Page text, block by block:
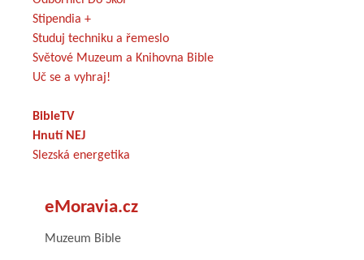
Stipendia +
Studuj techniku a řemeslo
Světové Muzeum a Knihovna Bible
Uč se a vyhraj!
BibleTV
Hnutí NEJ
Slezská energetika
eMoravia.cz
Muzeum Bible